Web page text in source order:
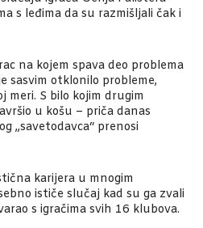
s leđima da su razmišljali čak i
na kojem spava deo problema
sasvim otklonilo probleme,
meri. S bilo kojim drugim
u košu – priča danas
„savetodavca“ prenosi
karijera u mnogim
ističe slučaj kad su ga zvali
s igračima svih 16 klubova.